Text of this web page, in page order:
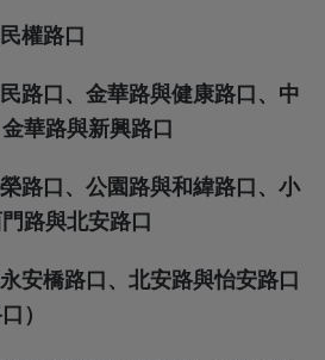
權路口
路口、金華路與健康路口、中
華路與新興路口
路口、公園路與和緯路口、小
路與北安路口
安橋路口、北安路與怡安路口
）